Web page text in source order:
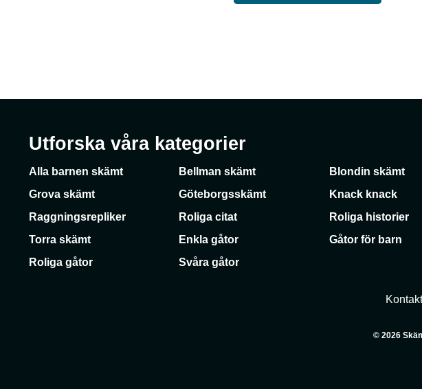
Utforska våra kategorier
Alla barnen skämt Bellman skämt Blondin skämt
Grova skämt
Göteborgsskämt Knack knack
Raggningsrepliker
Roliga citat Roliga historier
Torra skämt
Enkla gåtor Gåtor för barn
Roliga gåtor
Svåra gåtor
© 2026